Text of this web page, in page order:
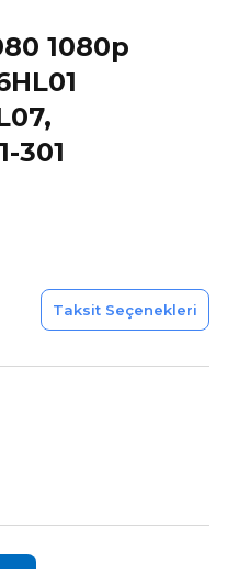
1080p
301
Taksit Seçenekleri